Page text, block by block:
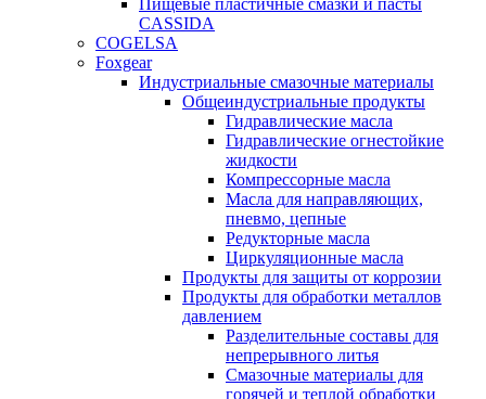
Пищевые пластичные смазки и пасты
CASSIDA
COGELSA
Foxgear
Индустриальные смазочные материалы
Общеиндустриальные продукты
Гидравлические масла
Гидравлические огнестойкие
жидкости
Компрессорные масла
Масла для направляющих,
пневмо, цепные
Редукторные масла
Циркуляционные масла
Продукты для защиты от коррозии
Продукты для обработки металлов
давлением
Разделительные составы для
непрерывного литья
Смазочные материалы для
горячей и теплой обработки